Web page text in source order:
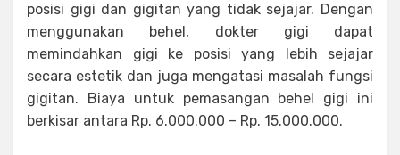
posisi gigi dan gigitan yang tidak sejajar. Dengan
menggunakan behel, dokter gigi dapat
memindahkan gigi ke posisi yang lebih sejajar
secara estetik dan juga mengatasi masalah fungsi
gigitan. Biaya untuk pemasangan behel gigi ini
berkisar antara Rp. 6.000.000 – Rp. 15.000.000.